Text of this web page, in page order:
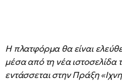
Η πλατφόρμα θα είναι
μέσα από τη νέα ιστοσελίδα
εντάσσεται στην Πράξη